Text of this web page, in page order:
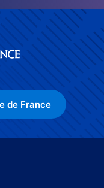
de France